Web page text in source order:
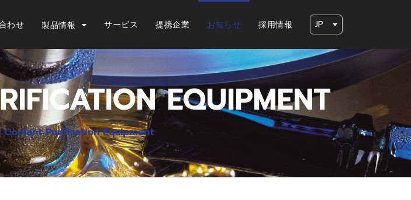
わせ 製品情報 サービス 提携企業 お知らせ 採用情報 JP
EQUIPMENT
Coolant Purification Equipment